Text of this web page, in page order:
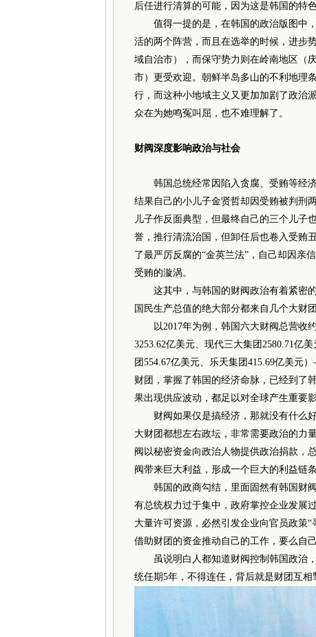
后任进行清算的可能，因为这是韩国的特色
值得一提的是，在韩国的政治版图中，
活的两个阵营，而且在选举的时候，进步
域自治市），而保守势力则在岭南地区（
市）更受欢迎。朝鲜半岛多山的不利地理
行，而这种小地域主义又更加加剧了政治
众在为她鸣冤叫屈，也不难理解了。
财阀深度影响政治与社会
韩国总统经常因陷入贪腐、受贿等经济
结果自己的小儿子金贤哲却因受贿被判刑
儿子作反面典型，但最终自己的三个儿子
誉，推行清流治国，但卸任后也卷入受贿
了最严厉反腐的“金英兰法”，自己却因亲
受贿的漩涡。
这其中，与韩国的财阀政治有着紧密的
国民生产总值的绝大部分都来自几个大财
以2017年为例，韩国六大财阀总营收约
3253.62亿美元、现代三大集团2580.71亿
团554.67亿美元、乐天集团415.69亿美元
财团，掌握了韩国的经济命脉，已经到了
果出现供应波动，都足以对全球产生重要影
财阀如果仅是搞经济，那就没有什么好
大财团都想左右政坛，非常需要政治的力
阀以秘密资金向政治人物提供政治捐款，
阀带来巨大利益，形成一个巨大的利益链条
韩国的政商勾结，里面固然有韩国财阀
有总统权力过于集中，政府掌控企业发展
大量许可资源，必然引发企业向官员政策
借助财团的资金推动自己的工作，要么自
虽说明白人都知道财阀控制韩国政治，
统任期5年，不得连任，背后就是财团互相